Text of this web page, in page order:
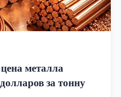
металла
за тонну